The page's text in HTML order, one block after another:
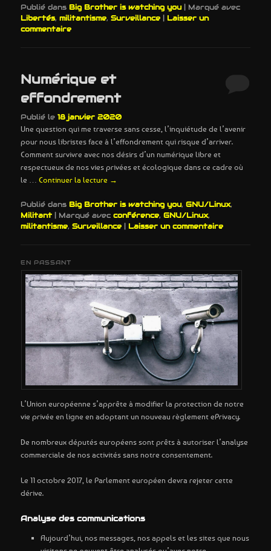
Publié dans Big Brother is watching you | Marqué avec
Libertés,militantisme,Surveillance |Laisser un
commentaire
Numérique et
effondrement
Publié le18 janvier 2020
Une question qui me traverse sans cesse, l’inquiétude de l’avenir
pour nous libristes face à l’effondrement qui risque d’arriver.
Comment survivre avec nos désirs d’un numérique libre et
respectueux de nos vies privées et écologique dans ce cadre où
le …Continuer la lecture →
Publié dans Big Brother is watching you,GNU/Linux,
Militant | Marqué avec conférence,GNU/Linux,
militantisme,Surveillance |Laisser un commentaire
EN PASSANT
L’Union européenne s’apprête à modifier la protection de notre
vie privée en ligne en adoptant un nouveau règlement ePrivacy.
De nombreux députés européens sont prêts à autoriser l’analyse
commerciale de nos activités sans notre consentement.
Le 11 octobre 2017, le Parlement européen devra rejeter cette
dérive.
Analyse des communications
Aujourd’hui, nos messages, nos appels et les sites que nous